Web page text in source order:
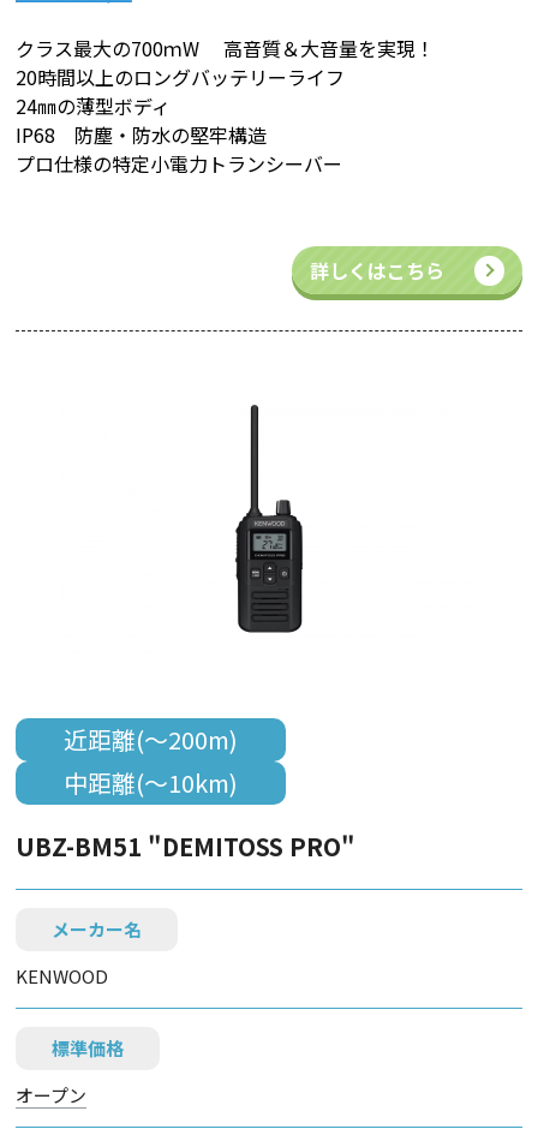
クラス最大の700ｍW 高音質＆大音量を実現！
20時間以上のロングバッテリーライフ
24㎜の薄型ボディ
IP68 防塵・防水の堅牢構造
プロ仕様の特定小電力トランシーバー
詳しくはこちら
近距離(～200m)
中距離(～10km)
UBZ-BM51 "DEMITOSS PRO"
メーカー名
KENWOOD
標準価格
オープン